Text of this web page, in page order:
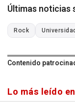
Últimas noticias
Rock
Contenido
Lo más leído